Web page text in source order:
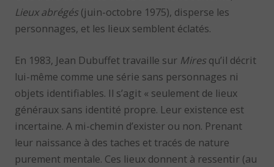
Lieux abrégés (juin-octobre 1975), disperse les
personnages, et les lieux semblent éclatés.
En 1983, Jean Dubuffet travaille sur Mires qu’il décrit
lui-même comme une série sans personnages ni
objets identifiables. Il s’agit « seulement de lieux
généraux sans identité propre. Leur existence est
incertaine. A mi-chemin d’exister ou non. Prenant
leur naissance à des taches et tracés de nature
purement mentale. Ces lieux donnent à ressentir (au